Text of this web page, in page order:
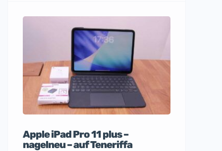
Apple iPad Pro 11 plus –
nagelneu – auf Teneriffa